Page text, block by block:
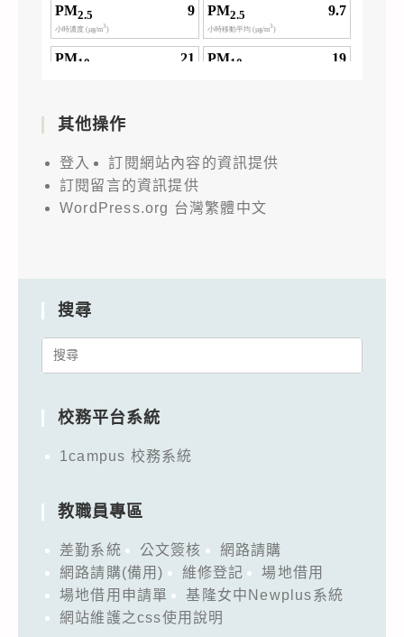
其他操作
登入
訂閱網站內容的資訊提供
訂閱留言的資訊提供
WordPress.org 台灣繁體中文
搜尋
Search
校務平台系統
1campus 校務系統
教職員專區
差勤系統 公文簽核
網路請購
網路請購(備用)
維修登記
場地借用
場地借用申請單
基隆女中Newplus系統
網站維護之css使用說明